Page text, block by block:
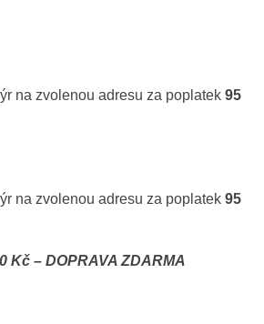
na zvolenou adresu za poplatek 95
na zvolenou adresu za poplatek 95
Kč – DOPRAVA ZDARMA